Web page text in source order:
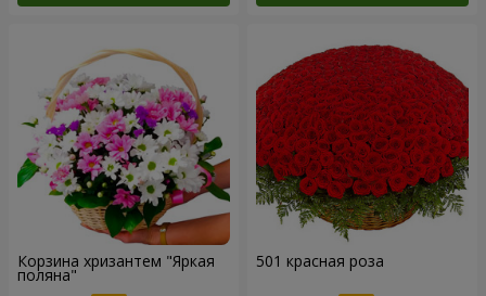
Корзина хризантем "Яркая
поляна"
501 красная роза